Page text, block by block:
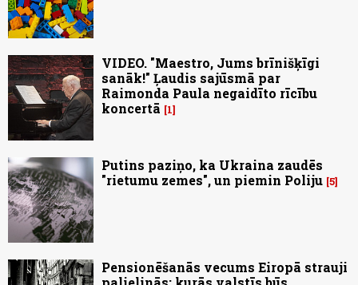
VIDEO. "Maestro, Jums brīnišķīgi
sanāk!" Ļaudis sajūsmā par
Raimonda Paula negaidīto rīcību
koncertā
1
Putins paziņo, ka Ukraina zaudēs
"rietumu zemes", un piemin Poliju 5
Pensionēšanās vecums Eiropā strauji